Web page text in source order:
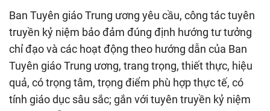
Ban Tuyên giáo Trung ương yêu cầu, công tác tuyên
truyền kỷ niệm bảo đảm đúng định hướng tư tưởng
chỉ đạo và các hoạt động theo hướng dẫn của Ban
Tuyên giáo Trung ương, trang trọng, thiết thực, hiệu
quả, có trọng tâm, trọng điểm phù hợp thực tế, có
tính giáo dục sâu sắc; gắn với tuyên truyền kỷ niệm